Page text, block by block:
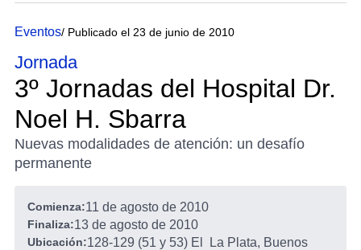
Eventos/ Publicado el 23 de junio de 2010
Jornada
3º Jornadas del Hospital Dr.
Noel H. Sbarra
Nuevas modalidades de atención: un desafío
permanente
Comienza:11 de agosto de 2010
Finaliza:13 de agosto de 2010
Ubicación:128-129 (51 y 53) El
La Plata, Buenos